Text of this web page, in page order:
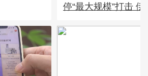
停“最大规模”打击 伊